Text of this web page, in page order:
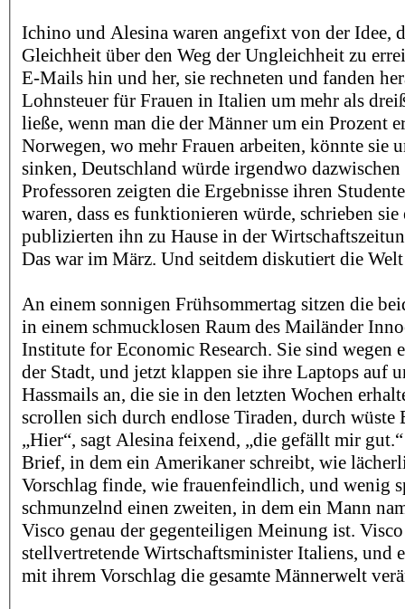
Ichino und Alesina waren angefixt von der Idee,
Gleichheit über den Weg der Ungleichheit zu
E-Mails hin und her, sie rechneten und fanden
Lohnsteuer für Frauen in Italien um mehr als
ließe, wenn man die der Männer um ein Prozent
Norwegen, wo mehr Frauen arbeiten, könnte sie
sinken, Deutschland würde irgendwo
Professoren zeigten die Ergebnisse ihren
waren, dass es funktionieren würde, schrieben
publizierten ihn zu Hause in der
Das war im März. Und seitdem diskutiert die
An einem sonnigen Frühsommertag sitzen die
in einem schmucklosen Raum des Mailänder
Institute for Economic Research. Sie sind wegen
der Stadt, und jetzt klappen sie ihre Laptops auf
Hassmails an, die sie in den letzten Wochen
scrollen sich durch endlose Tiraden, durch wüste
„Hier“, sagt Alesina feixend, „die gefällt mir
Brief, in dem ein Amerikaner schreibt, wie
Vorschlag finde, wie frauenfeindlich, und wenig
schmunzelnd einen zweiten, in dem ein Mann
Visco genau der gegenteiligen Meinung ist.
stellvertretende Wirtschaftsminister Italiens, und
mit ihrem Vorschlag die gesamte Männerwelt